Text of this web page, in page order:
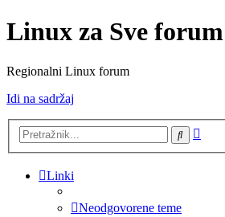
Linux za Sve forum
Regionalni Linux forum
Idi na sadržaj
Pretražnik
Linki
Neodgovorene teme